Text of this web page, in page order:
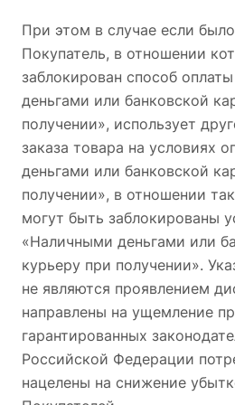
При этом в случае если
Покупатель, в отношении
заблокирован способ
деньгами или банковской
получении», использует
заказа товара на условиях
деньгами или банковской
получении», в отношении
могут быть заблокированы
«Наличными деньгами или
курьеру при получении».
не являются проявлением
направлены на ущемление
гарантированных
Российской Федерации
нацелены на снижение